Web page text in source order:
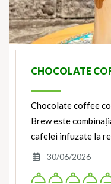
CHOCOLATE
Chocolate coffee
Brew este
cafelei infuzate la
30/06/2026